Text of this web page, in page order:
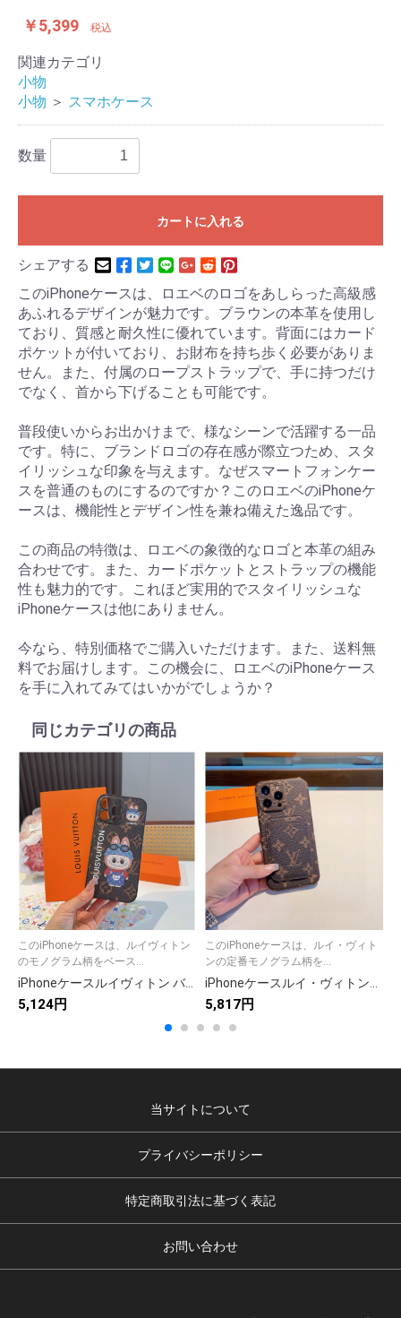
￥5,399 税込
関連カテゴリ
小物
小物 ＞ スマホケース
数量
カートに入れる
シェアする
このiPhoneケースは、ロエベのロゴをあしらった高級感
あふれるデザインが魅力です。ブラウンの本革を使用し
ており、質感と耐久性に優れています。背面にはカード
ポケットが付いており、お財布を持ち歩く必要がありま
せん。また、付属のロープストラップで、手に持つだけ
でなく、首から下げることも可能です。
普段使いからお出かけまで、様なシーンで活躍する一品
です。特に、ブランドロゴの存在感が際立つため、スタ
イリッシュな印象を与えます。なぜスマートフォンケー
スを普通のものにするのですか？このロエベのiPhoneケ
ースは、機能性とデザイン性を兼ね備えた逸品です。
この商品の特徴は、ロエベの象徴的なロゴと本革の組み
合わせです。また、カードポケットとストラップの機能
性も魅力的です。これほど実用的でスタイリッシュな
iPhoneケースは他にありません。
今なら、特別価格でご購入いただけます。また、送料無
料でお届けします。この機会に、ロエベのiPhoneケース
を手に入れてみてはいかがでしょうか？
同じカテゴリの商品
このiPhoneケースは、ルイヴィトン
のモノグラム柄をベース...
iPhoneケースルイヴィトン バンズ iPhoneケース ブラウン 2種類のデザイン
5,124円
このiPhoneケースは、ルイ・ヴィト
ンの定番モノグラム柄を...
5,817円
当サイトについて
プライバシーポリシー
特定商取引法に基づく表記
お問い合わせ